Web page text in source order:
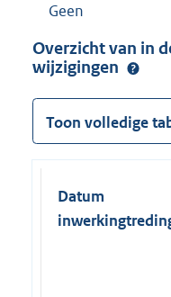
Geen
Overzicht van in
wijzigingen
Toon volledige
Datum